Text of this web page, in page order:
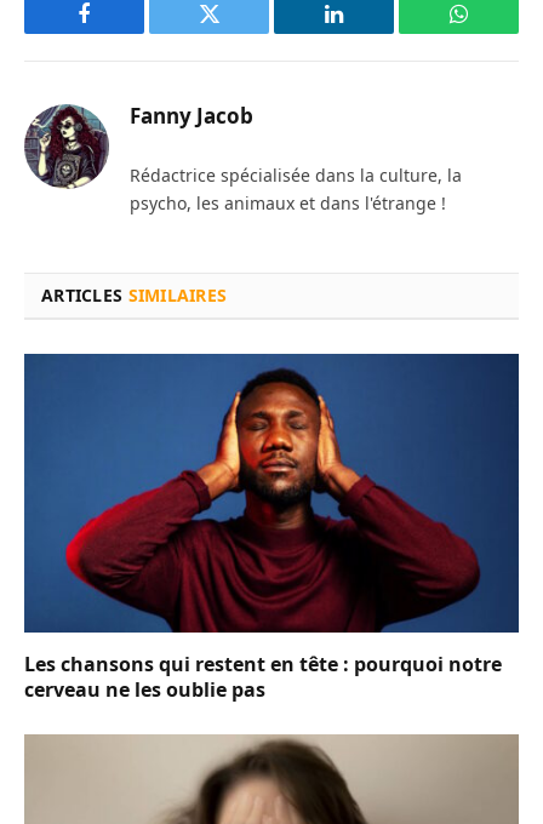
Facebook Twitter LinkedIn
Fanny Jacob
Rédactrice spécialisée dans la culture, la
psycho, les animaux et dans l'étrange !
ARTICLES SIMILAIRES
Les chansons qui restent en tête : pourquoi notre
cerveau ne les oublie pas